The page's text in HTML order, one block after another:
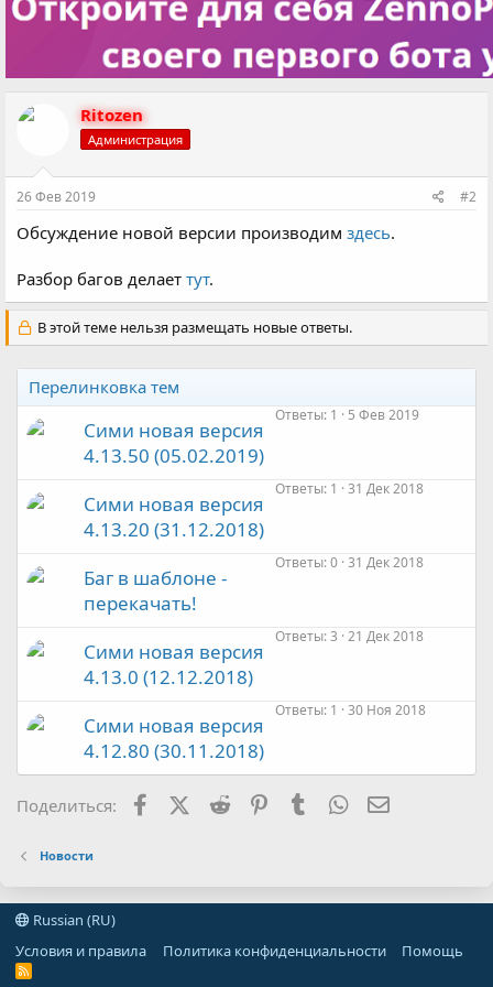
ц
и
Ritozen
Администрация
26 Фев 2019 #2
Обсуждение новой версии производим здесь.
Разбор багов делает тут.
В этой теме нельзя размещать новые ответы.
Перелинковка тем
Сими новая версия
4.13.50 (05.02.2019)
Ответы 1 5 Фев 2019
Сими новая версия
4.13.20 (31.12.2018)
Ответы 1 31 Дек 2018
Баг в шаблоне -
перекачать!
Ответы 0 31 Дек 2018
Сими новая версия
4.13.0 (12.12.2018)
Ответы 3 21 Дек 2018
Сими новая версия
4.12.80 (30.11.2018)
Ответы 1 30 Ноя 2018
Поделиться: FacebookX (Twitter)
Reddit PinterestTumblr WhatsApp
Новости
Russian (RU)
Условия и правила
Политика конфиденциальности Помощь
R